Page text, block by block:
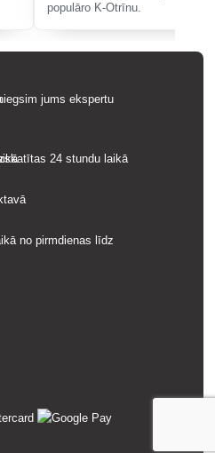
populāro K-Otrīnu.
jums ekspertu
24 stundu laikā
no pirmdienas līdz